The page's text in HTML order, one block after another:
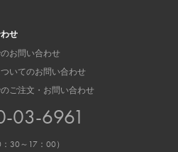
せ
お問い合わせ
いてのお問い合わせ
ご注文・お問い合わせ
03-6961
：30～17：00）